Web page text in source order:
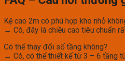
Kệ cao 2m có phù hợp kho nhỏ
→ Có, đây là chiều cao tiêu chuẩn
Có thể thay đổi số tầng không?
→ Có, có thể thiết kế từ 3 – 6 tầng